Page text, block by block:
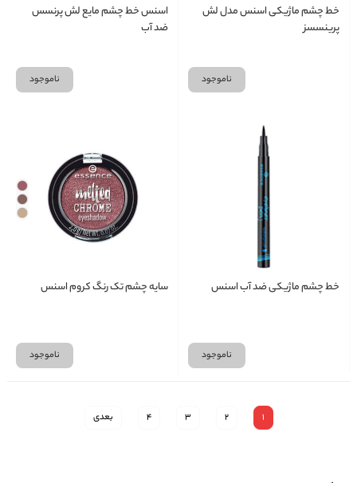
خط چشم ماژیکی اسنس مدل لش
پرینسسز
ناموجود
اسنس خط چشم مایع لش پرنسس
ضد آب
ناموجود
خط چشم ماژیکی ضد آب اسنس
ناموجود
سایه چشم تک رنگ کروم اسنس
ناموجود
1
2
3
4 بعدی